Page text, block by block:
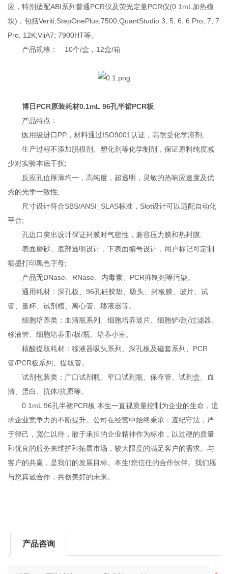
应，特别适配ABI系列普通PCR仪及荧光定量PCR仪(0.1mL加热模
块)，包括Veriti;StepOnePlus;7500;QuantStudio 3, 5, 6, 6 Pro, 7, 7
Pro, 12K;ViiA7; 7900HT等。
产品规格： 10个/盒，12盒/箱
博日PCR原装耗材0.1mL 96孔半裙PCR板
产品特点：
医用级进口PP，材料通过ISO9001认证，高耐受化学溶剂;
生产过程不添加脱模剂、塑化剂等化学制剂，保证原料纯度减
少对实验本底干扰;
反应孔位厚薄均一，高纯度，超透明，灵敏的热响应速度及优
秀的光学一致性;
尺寸设计符合SBS/ANSI_SLAS标准，Slot设计可以适配自动化
平台;
孔边口突出设计保证封膜时气密性，兼容压力膜和热封膜;
表面磨砂、底部透明设计，下表面编号设计，用户标记可定制
喷墨打印黑色字母;
产品无DNase、RNase、内毒素、PCR抑制剂等污染。
通用耗材：深孔板、96孔硅胶垫、吸头、封板膜、玻片、试
管、量杯、试剂槽、离心管、移液器等。
细胞培养类：血清瓶系列、细胞培养玻片、细胞铲/刮/过滤器、
移液管、细胞培养皿/板/瓶、培养小室。
核酸提取耗材：移液器吸头系列、深孔板及磁套系列、PCR
管/PCR板系列、提取管。
试剂包装类：广口试剂瓶、窄口试剂瓶、保存管、试剂盒、血
清、蛋白、抗体/抗原等。
0.1mL 96孔半裙PCR板 本生一直视质量控制为企业的生命，追
求企业竞争力的不断提升。公司在经营中始终秉承：遵纪守法，严
于律己，宽仁以待，敢于承担的企业精神作为标准，以过硬的质量
和优良的服务来维护和拓展市场，较大限度的满足客户的需求。与
客户的共赢，是我们的发展目标。本生!您信任的合作伙伴。我们愿
与您真诚合作，共创美好的未来。
产品咨询